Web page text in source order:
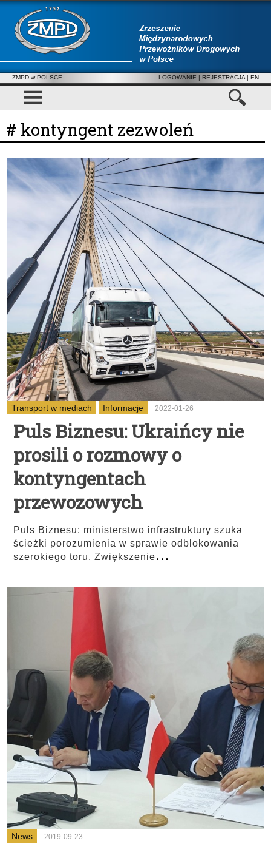
ZMPD w POLSCE LOGOWANIE | REJESTRACJA | EN
# kontyngent zezwoleń
Transport w mediach Informacje 2022-01-26
Puls Biznesu: Ukraińcy nie
prosili o rozmowy o
kontyngentach
przewozowych
Puls Biznesu: ministerstwo infrastruktury szuka
ścieżki porozumienia w sprawie odblokowania
szerokiego toru. Zwiększenie...
News 2019-09-23